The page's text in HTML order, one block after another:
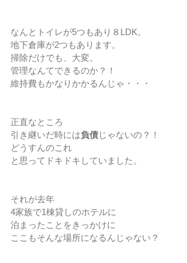
なんとトイレが5つもあり８LDK。
地下倉庫が2つもあります。
掃除だけでも、大変。
管理なんてできるのか？！
維持費もかなりかかるんじゃ・・・
正直なところ
引き継いだ時には負債じゃないの？！
どうすんのこれ
と思ってドキドキしていました。
それが去年
4家族で1棟貸しのホテルに
泊まったことをきっかけに
ここもそんな場所になるんじゃない？